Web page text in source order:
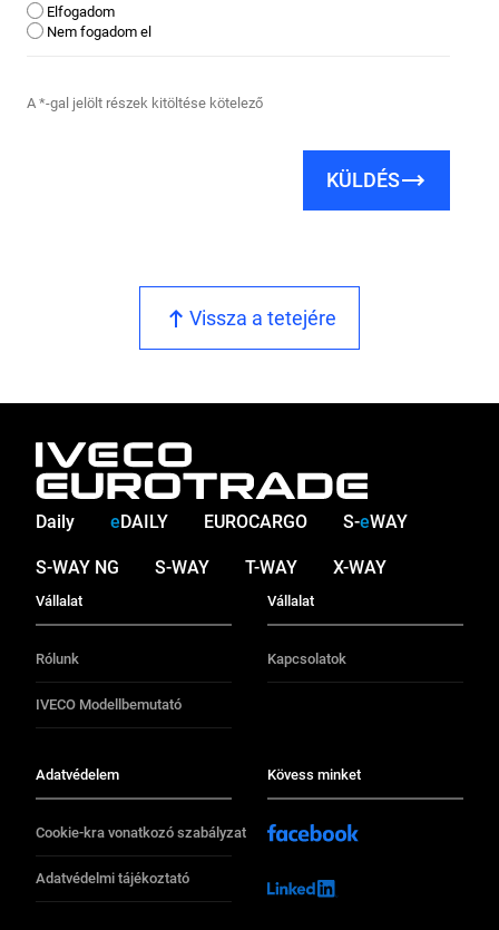
Elfogadom
Nem fogadom el
A *-gal jelölt részek kitöltése kötelező
KÜLDÉS
Vissza a tetejére
Daily eDAILY EUROCARGO S-eWAY
S-WAY NG S-WAY T-WAY X-WAY
Vállalat
Rólunk
IVECO Modellbemutató
Vállalat
Kapcsolatok
Adatvédelem
Cookie-kra vonatkozó szabályzat
Adatvédelmi tájékoztató
Kövess minket